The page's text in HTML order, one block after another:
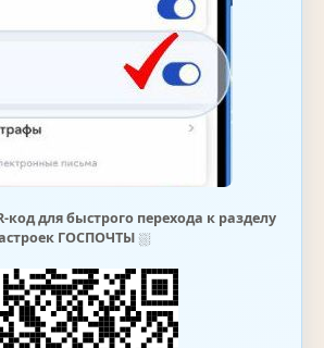
код для быстрого перехода к разделу
ГОСПОЧТЫ⛆